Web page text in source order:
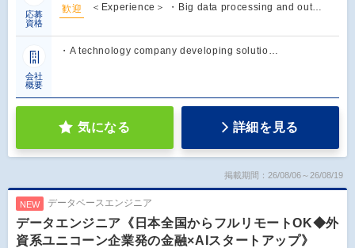
応募
資格
歓迎
＜Experience＞ ・Big data processing and out…
会社
概要
・A technology company developing solutio…
気になる 詳細を見る
掲載期間：26/08/06～26/08/19
NEW データベースエンジニア
データエンジニア《日本全国からフルリモートOK◆外
資系ユニコーン企業発の金融×AIスタートアップ》